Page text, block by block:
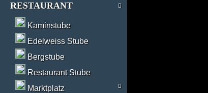
RESTAURANT
Kaminstube
Edelweiss Stube
Bergstube
Restaurant Stube
Marktplatz